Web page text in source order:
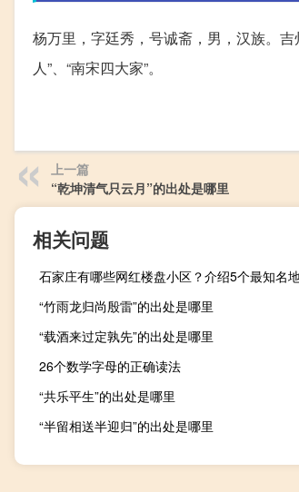
杨万里，字廷秀，号诚斋，男，汉族。吉
人”、“南宋四大家”。
上一篇
“乾坤清气只云月”的出处是哪里
相关问题
石家庄有哪些网红楼盘小区？介绍5个最知名
“竹雨龙归尚殷雷”的出处是哪里
“载酒来过定孰先”的出处是哪里
26个数学字母的正确读法
“共乐平生”的出处是哪里
“半留相送半迎归”的出处是哪里